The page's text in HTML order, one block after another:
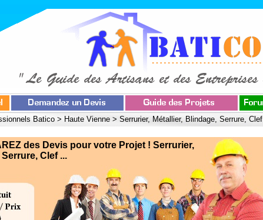
Batico > Haute Vienne > Serrurier, Métallier, Blindage, Serrure, Clef
des Devis pour votre Projet ! Serrurier,
Clef ...